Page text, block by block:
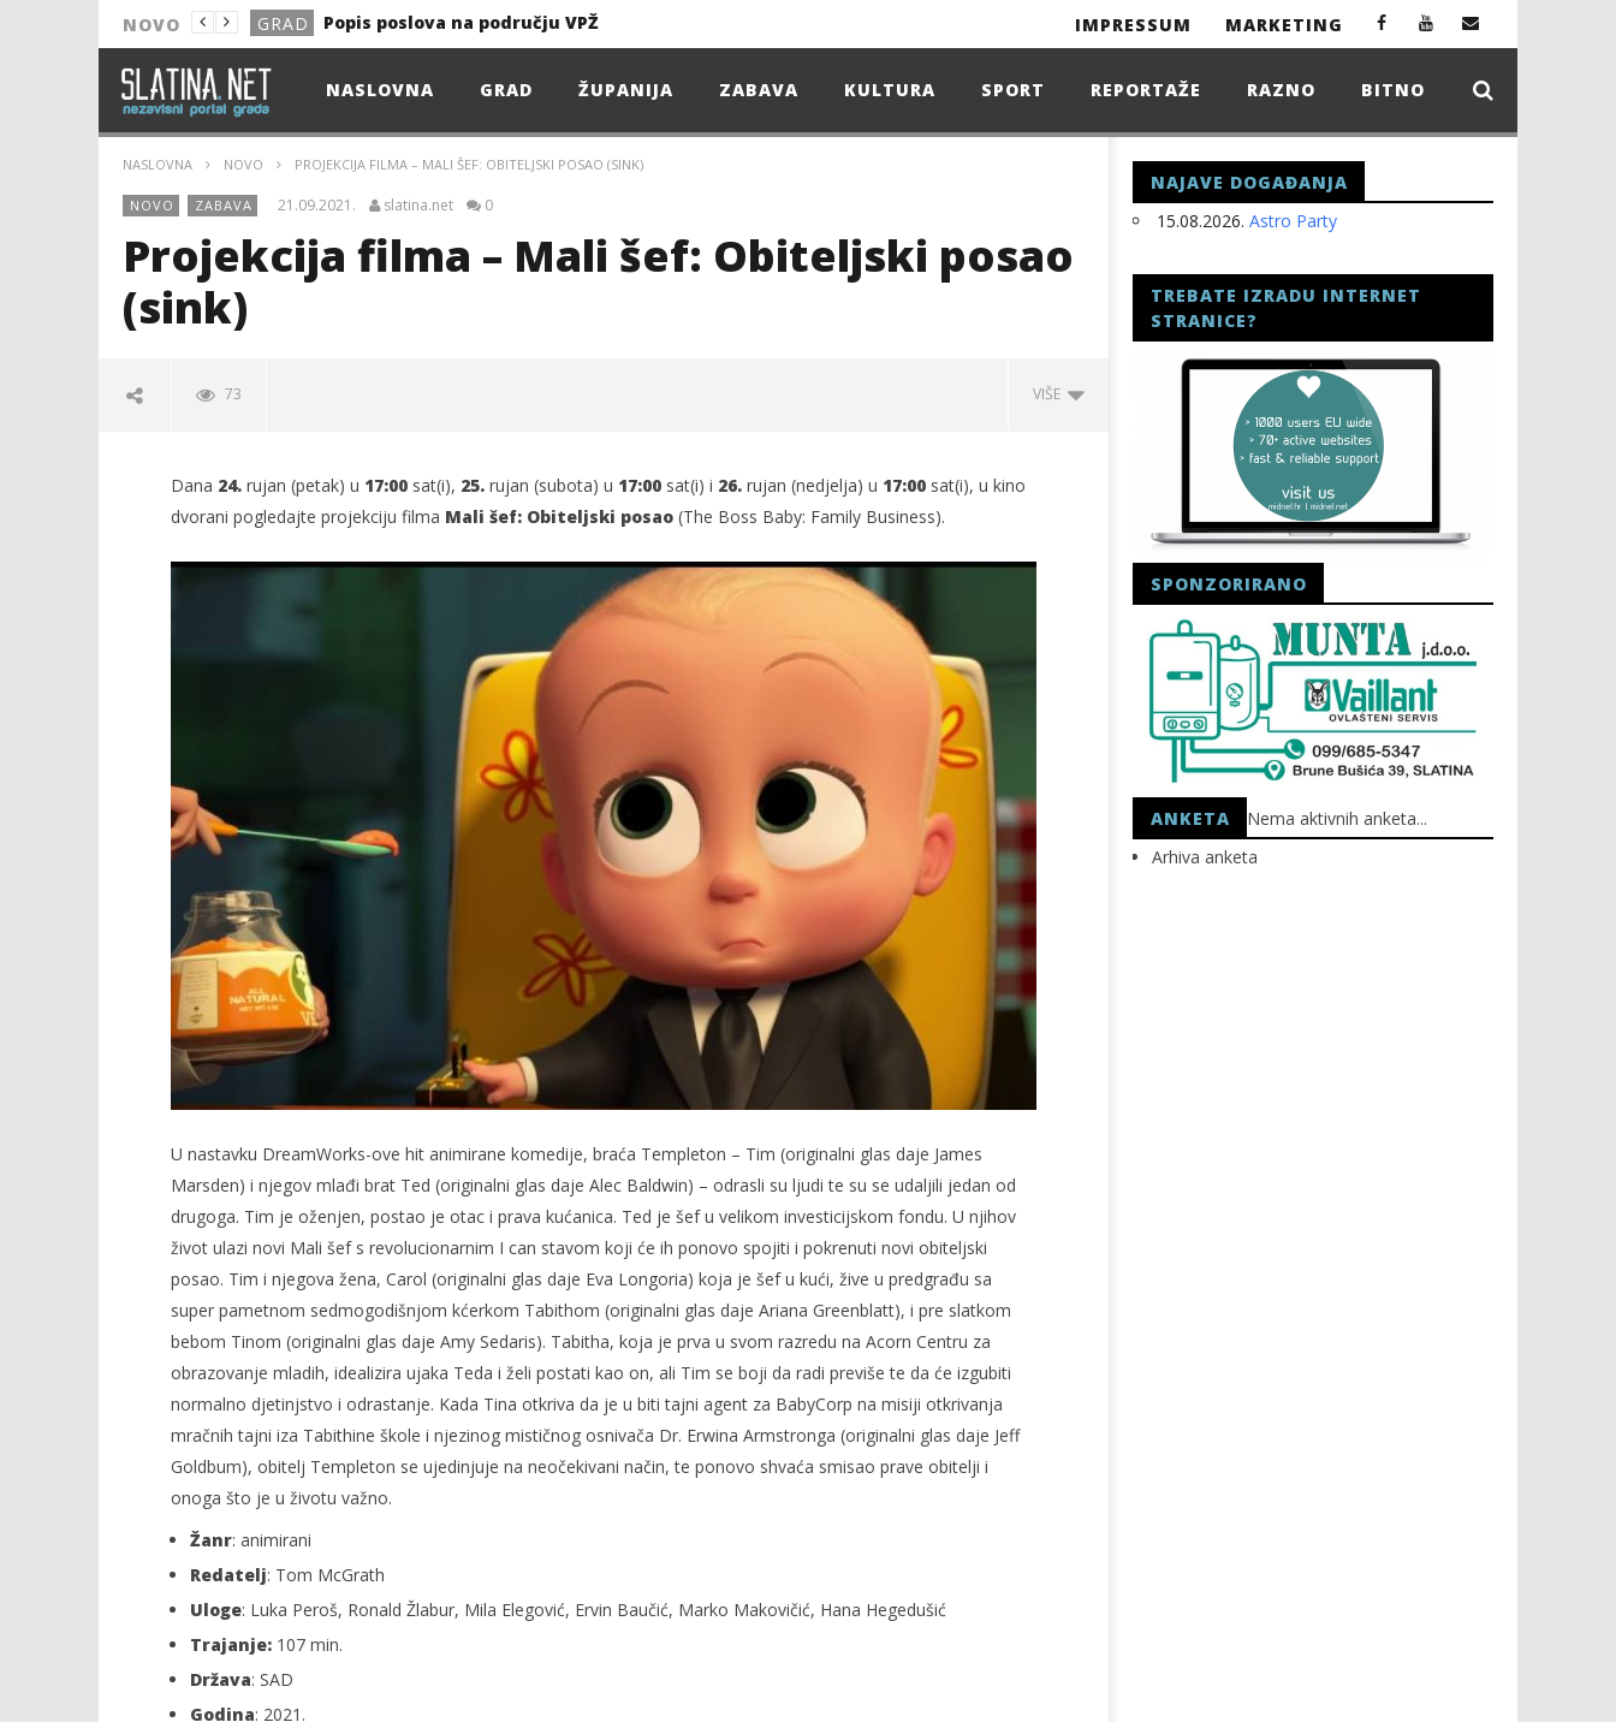
NOVO GRAD
Popis poslova na području VPŽ
NOVO
NOVO
NOVO
NOVO
KULTURA
IMPRESSUM MARKETING
NASLOVNA GRAD ŽUPANIJA ZABAVA KULTURA SPORT REPORTAŽE RAZNO BITNO
NASLOVNA NOVO PROJEKCIJA FILMA – MALI ŠEF: OBITELJSKI POSAO (SINK)
NOVO ZABAVA 21.09.2021. slatina.net 0
Projekcija filma – Mali šef: Obiteljski posao
(sink)
73 VIŠE
TRENUTNO OTVORENO
slatina.net
Popis poslova na području VPŽ
21.09.2021.
slatina.net
Ljeto donosi bezbrižnu igru, ali
i zdravstvene izazove
21.09.2021.
slatina.net
21.09.2021.
HEP: Bez struje
21.09.2021.
slatina.net
Dana 24.rujan (petak) u 17:00sat(i), 25.rujan (subota) u 17:00sat(i) i 26.rujan (nedjelja) u 17:00sat(i), u kino
dvorani pogledajte projekciju filma Mali šef: Obiteljski posao(The Boss Baby: Family Business).
U nastavku DreamWorks-ove hit animirane komedije, braća Templeton – Tim (originalni glas daje James
Marsden) i njegov mlađi brat Ted (originalni glas daje Alec Baldwin) – odrasli su ljudi te su se udaljili jedan od
drugoga. Tim je oženjen, postao je otac i prava kućanica. Ted je šef u velikom investicijskom fondu. U njihov
život ulazi novi Mali šef s revolucionarnim I can stavom koji će ih ponovo spojiti i pokrenuti novi obiteljski
posao. Tim i njegova žena, Carol (originalni glas daje Eva Longoria) koja je šef u kući, žive u predgrađu sa
super pametnom sedmogodišnjom kćerkom Tabithom (originalni glas daje Ariana Greenblatt), i pre slatkom
bebom Tinom (originalni glas daje Amy Sedaris). Tabitha, koja je prva u svom razredu na Acorn Centru za
obrazovanje mladih, idealizira ujaka Teda i želi postati kao on, ali Tim se boji da radi previše te da će izgubiti
normalno djetinjstvo i odrastanje. Kada Tina otkriva da je u biti tajni agent za BabyCorp na misiji otkrivanja
mračnih tajni iza Tabithine škole i njezinog mističnog osnivača Dr. Erwina Armstronga (originalni glas daje Jeff
Goldbum), obitelj Templeton se ujedinjuje na neočekivani način, te ponovo shvaća smisao prave obitelji i
onoga što je u životu važno.
Žanr: animirani
Redatelj: Tom McGrath
Uloge: Luka Peroš, Ronald Žlabur, Mila Elegović, Ervin Baučić, Marko Makovičić, Hana Hegedušić
Trajanje:107 min.
Država: SAD
Godina: 2021.
NAJAVE DOGAĐANJA
15.08.2026. Astro Party
TREBATE IZRADU INTERNET
STRANICE?
SPONZORIRANO
ANKETA
Nema aktivnih anketa...
Arhiva anketa